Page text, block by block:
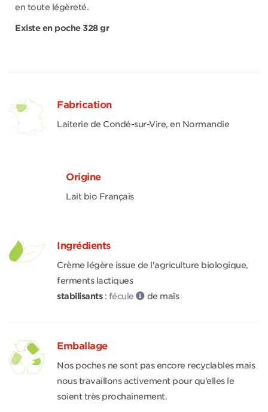
en toute légèreté.
Existe en poche 328 gr
Fabrication
Laiterie de Condé-sur-Vire, en Normandie
Origine
Lait bio Français
Ingrédients
Crème légère issue de l'agriculture biologique,
ferments lactiques
stabilisants: fécule de maïs
Emballage
Nos poches ne sont pas encore recyclables mais
nous travaillons activement pour qu’elles le
soient très prochainement.